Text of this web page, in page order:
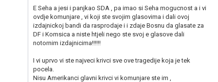
E Seha a jesi i panjkao SDA , pa imao si Seha mogucnost a i vi
ovdje komunjare , vi koji ste svojim glasovima i dali ovoj
izdajnickoj bandi da rasprodaje i i zdaje Bosnu da glasate za
DF i Komsica a niste htjeli nego ste svoj e glasove dali
notornim izdajnicima!!!!!!
I vi uprvo vi ste najveci krivci sve ove tragedije koja je tek
pocela.
Nisu Amerikanci glavni krivci vi komunjare ste im ,